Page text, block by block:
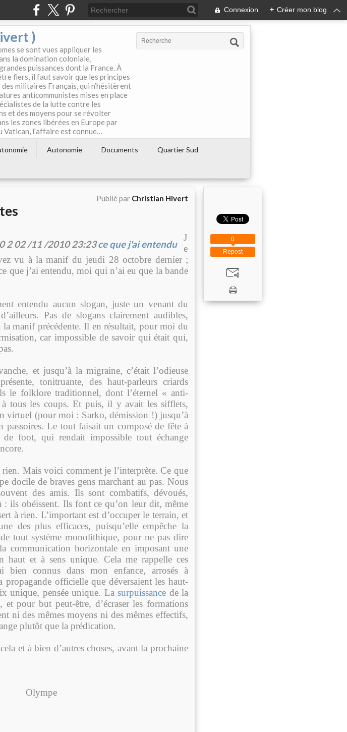
Connexion + Créer mon blog
)
se sont vues appliquer les
la domination coloniale,
puissances dont la France. À
fiers, il faut savoir que les principes
militaires Français, qui n’hésitèrent
anticommunistes mises en place
de la lutte contre les
et des moyens pour se révolter
les zones libérées en Europe par
Vatican, l’affaire est connue…
Autonomie Documents
Quartier Sud
Publié par Christian Hivert
2 02 /11 /2010 23:23ce que j'ai entendu
J
e
vu à la manif du jeudi 28 octobre dernier ;
que j’ai entendu, moi qui n’ai eu que la bande
entendu aucun slogan, juste un venant du
Pas de slogans clairement audibles,
la manif précédente. Il en résultait, pour moi du
car impossible de savoir qui était qui,
et jusqu’à la migraine, c’était l’odieuse
tonitruante, des haut-parleurs criards
le folklore traditionnel, dont l’éternel « anti-
tous les coups. Et puis, il y avait les sifflets,
virtuel (pour moi : Sarko, démission !) jusqu’à
passoires. Le tout faisait un composé de fête à
de foot, qui rendait impossible tout échange
rien. Mais voici comment je l’interprète. Ce que
docile de braves gens marchant au pas. Nous
des amis. Ils sont combatifs, dévoués,
ils obéissent. Ils font ce qu’on leur dit, même
à rien. L’important est d’occuper le terrain, et
des plus efficaces, puisqu’elle empêche la
tout système monolithique, pour ne pas dire
communication horizontale en imposant une
haut et à sens unique. Cela me rappelle ces
bien connus dans mon enfance, arrosés à
propagande officielle que déversaient les haut-
unique, pensée unique. La surpuissance de la
et pour but peut-être, d’écraser les formations
ni des mêmes moyens ni des mêmes effectifs,
plutôt que la prédication.
et à bien d’autres choses, avant la prochaine
Olympe
Repost
0